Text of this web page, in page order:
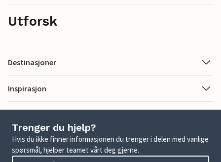
Utforsk
Destinasjoner
Inspirasjon
Trenger du hjelp?
Hvis du ikke finner informasjonen du trenger i delen med vanlige
spørsmål, hjelper teamet vårt deg gjerne.